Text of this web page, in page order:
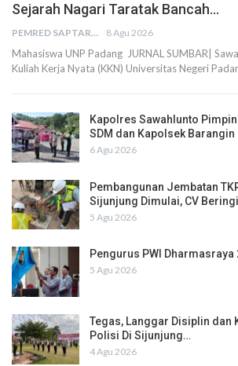
Sejarah Nagari Taratak Bancah…
PEMRED SAPTARIUS 8 Agu 2026
Mahasiswa UNP Padang JURNAL SUMBAR|
Kuliah Kerja Nyata (KKN) Universitas Negeri
Kapolres Sawahlunto
SDM dan Kapolsek Barangin
6 Agu 2026
Pembangunan Jembatan
Sijunjung Dimulai, CV
5 Agu 2026
Pengurus PWI
5 Agu 2026
Tegas, Langgar Disiplin dan
Polisi Di Sijunjung…
4 Agu 2026